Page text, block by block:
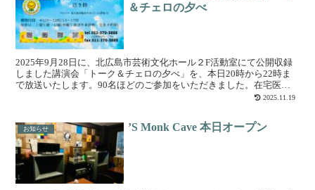
＆チェロの夕べ
2025年9月28日に、北広島市芸術文化ホール２F活動室にて公開収録
しました講演会「トーク＆チェロの夕べ」を、本日20時から22時ま
で放送いたします。90名ほどのご参加をいただきました。在宅医療
2025.11.19
お知らせ ’S Monk Cave 本日オープン